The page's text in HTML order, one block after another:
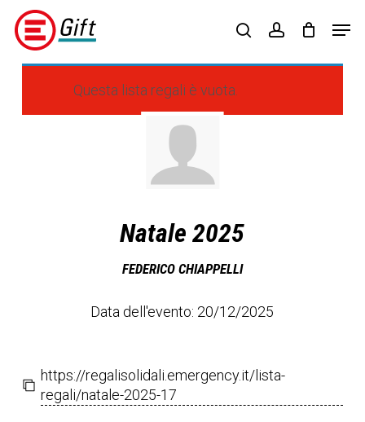
Skip
main
content
searchaccount
Questa lista regali è vuota.
Natale 2025
FEDERICO CHIAPPELLI
Data dell'evento: 20/12/2025
https://regalisolidali.emergency.it/lista-
regali/natale-2025-17